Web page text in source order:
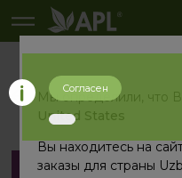
назад
Мы определили, что
United States
Вы находитесь на
заказы для страны
Согласен